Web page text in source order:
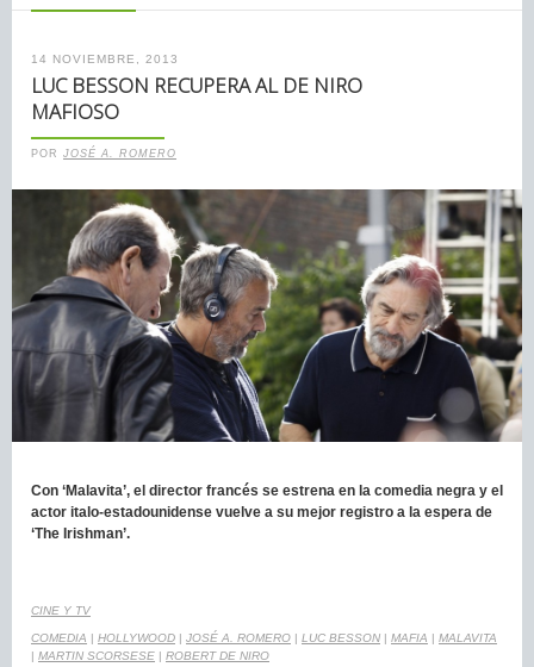
14 NOVIEMBRE, 2013
LUC BESSON RECUPERA AL DE NIRO
MAFIOSO
POR JOSÉ A. ROMERO
Con ‘Malavita’, el director francés se estrena en la comedia negra y el
actor italo-estadounidense vuelve a su mejor registro a la espera de
‘The Irishman’.
CINE Y TV
COMEDIA | HOLLYWOOD | JOSÉ A. ROMERO | LUC BESSON | MAFIA | MALAVITA
| MARTIN SCORSESE | ROBERT DE NIRO